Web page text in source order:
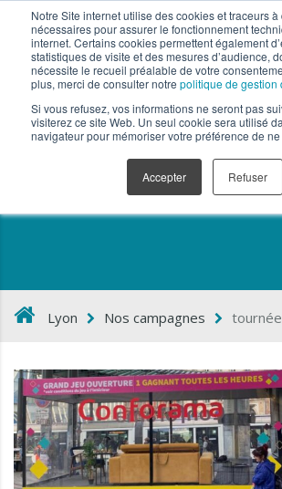
Notre Site internet utilise des cookies et traceurs à
nécessaires pour assurer le fonctionnement
internet. Certains cookies permettent également
statistiques de visite et des mesures d’audience,
nécessite le recueil préalable de votre
plus, merci de consulter notre politique de gestion
Si vous refusez, vos informations ne seront pas
visiterez ce site Web. Un seul cookie sera utilisé
navigateur pour mémoriser votre préférence de
Accepter Refuser
tournée
Lyon Nos campagnes tournée